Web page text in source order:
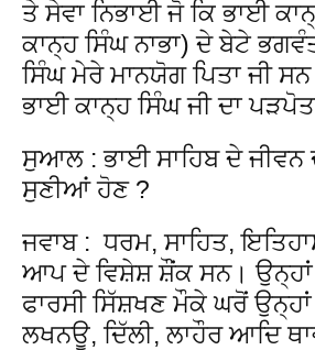
ਤੇ ਸੇਵਾ ਨਿਭਾਈ ਜੋ ਕਿ ਭਾਈ
ਕਾਨ੍ਹ ਸਿੰਘ ਨਾਭਾ) ਦੇ ਬੇਟੇ
ਸਿੰਘ ਮੇਰੇ ਮਾਨਯੋਗ ਪਿਤਾ ਜੀ
ਭਾਈ ਕਾਨ੍ਹ ਸਿੰਘ ਜੀ ਦਾ
ਸੁਆਲ : ਭਾਈ ਸਾਹਿਬ ਦੇ
ਸੁਣੀਆਂ ਹੋਣ ?
ਜਵਾਬ : ਧਰਮ, ਸਾਹਿਤ,
ਆਪ ਦੇ ਵਿਸ਼ੇਸ਼ ਸ਼ੌਂਕ ਸਨ। ਉਨ੍ਹਾਂ
ਫਾਰਸੀ ਸਿੱਸ਼ਖਣ ਮੌਕੇ ਘਰੋਂ
ਲਖਨਊ, ਦਿੱਲੀ, ਲਾਹੌਰ ਆਦਿ